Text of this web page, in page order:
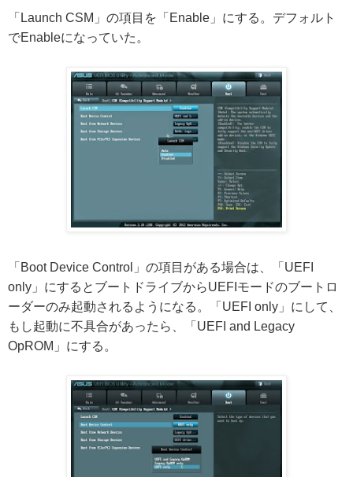
「Launch CSM」の項目を「Enable」にする。デフォルト
でEnableになっていた。
「Boot Device Control」の項目がある場合は、「UEFI
only」にするとブートドライブからUEFIモードのブートロ
ーダーのみ起動されるようになる。「UEFI only」にして、
もし起動に不具合があったら、「UEFI and Legacy
OpROM」にする。